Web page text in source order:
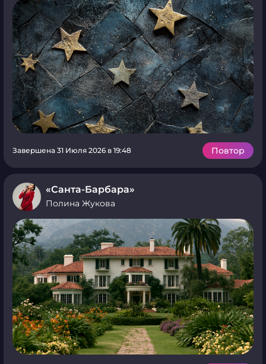
Завершена 31 Июля 2026 в 19:48 Повтор
«Санта-Барбара»
Полина Жукова